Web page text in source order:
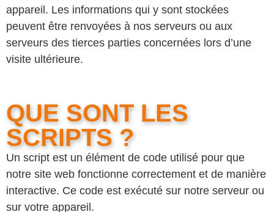
appareil. Les informations qui y sont stockées
peuvent être renvoyées à nos serveurs ou aux
serveurs des tierces parties concernées lors d’une
visite ultérieure.
QUE SONT LES
SCRIPTS ?
Un script est un élément de code utilisé pour que
notre site web fonctionne correctement et de manière
interactive. Ce code est exécuté sur notre serveur ou
sur votre appareil.